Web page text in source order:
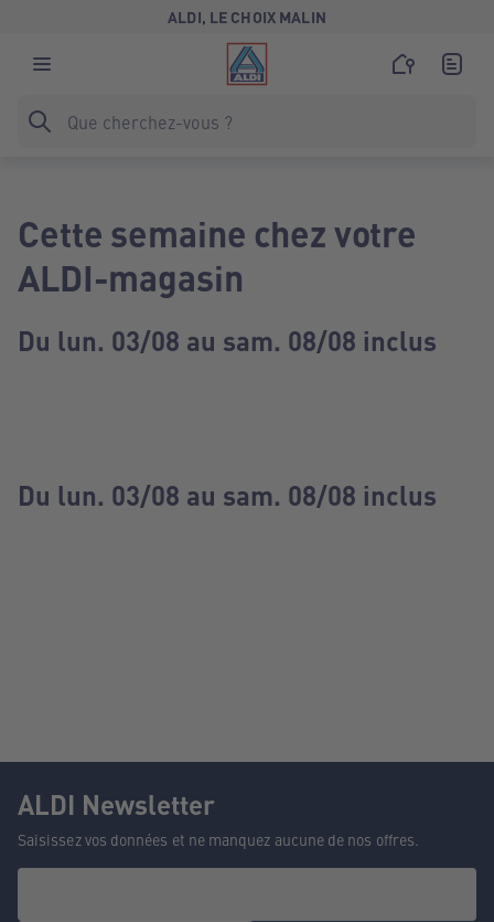
ALDI, LE CHOIX MALIN
Cette semaine chez votre
ALDI-magasin
Du lun. 03/08 au sam. 08/08 inclus
Du lun. 03/08 au sam. 08/08 inclus
ALDI Newsletter
Saisissez vos données et ne manquez aucune de nos offres.